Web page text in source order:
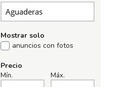
Mostrar solo
anuncios con fotos
Precio
Mín. Máx.